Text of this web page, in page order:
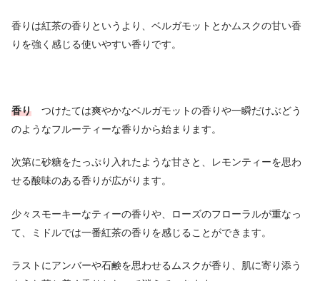
香りは紅茶の香りというより、ベルガモットとかムスクの甘い香
りを強く感じる使いやすい香りです。
香り つけたては爽やかなベルガモットの香りや一瞬だけぶどう
のようなフルーティーな香りから始まります。
次第に砂糖をたっぷり入れたような甘さと、レモンティーを思わ
せる酸味のある香りが広がります。
少々スモーキーなティーの香りや、ローズのフローラルが重なっ
て、ミドルでは一番紅茶の香りを感じることができます。
ラストにアンバーや石鹸を思わせるムスクが香り、肌に寄り添う